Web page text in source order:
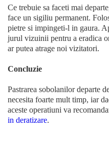
Ce trebuie sa faceti mai
face un sigiliu permanent.
pietre si impingeti-l in gaura.
jurul vizuinii pentru a eradica
ar putea atrage noi vizitatori.
Concluzie
Pastrarea sobolanilor departe
necesita foarte mult timp, iar
aceste operatiuni va
in deratizare.